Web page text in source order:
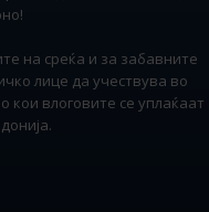
на среќа и за забавните
лице да учествува во
кои влоговите се уплаќаат